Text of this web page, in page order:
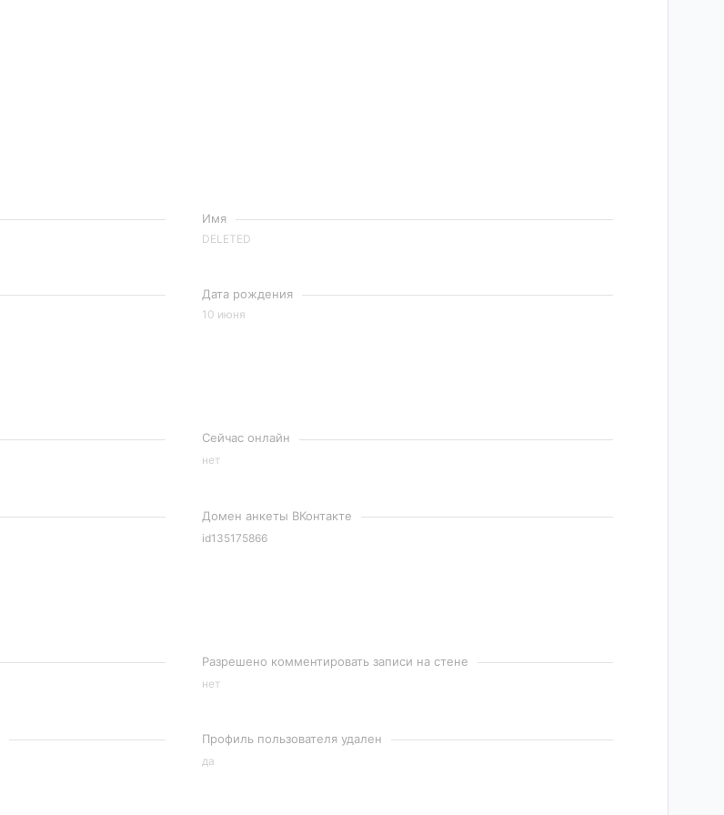
Имя
DELETED
Дата рождения
10 июня
Сейчас онлайн
нет
Домен анкеты ВКонтакте
id135175866
Разрешено комментировать записи на стене
нет
Профиль пользователя удален
да